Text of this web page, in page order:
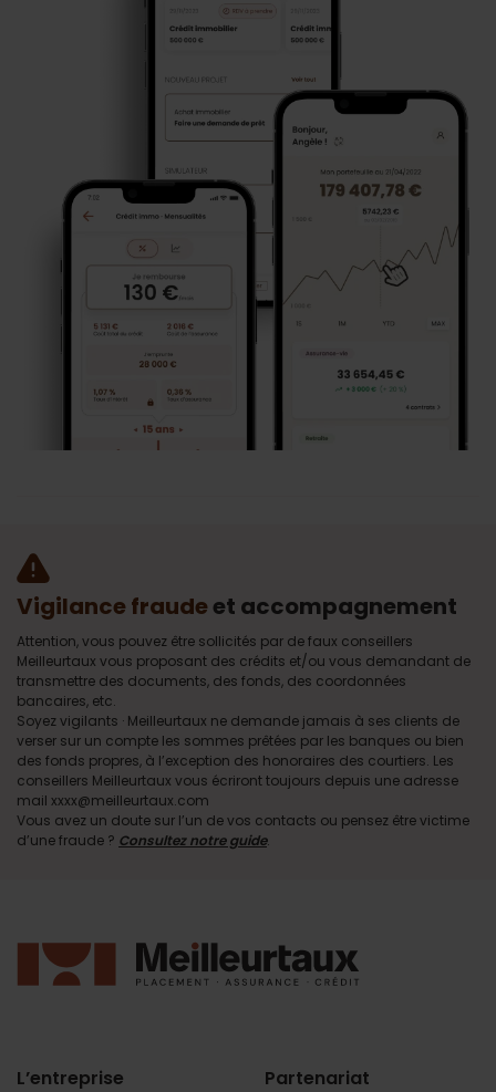
Vigilance fraudeet accompagnement
Attention, vous pouvez être sollicités par de faux conseillers
Meilleurtaux vous proposant des crédits et/ou vous demandant de
transmettre des documents, des fonds, des coordonnées
bancaires, etc.
Soyez vigilants · Meilleurtaux ne demande jamais à ses clients de
verser sur un compte les sommes prêtées par les banques ou bien
des fonds propres, à l’exception des honoraires des courtiers. Les
conseillers Meilleurtaux vous écriront toujours depuis une adresse
mail xxxx@meilleurtaux.com
Vous avez un doute sur l’un de vos contacts ou pensez être victime
d’une fraude ? Consultez notre guide.
L’entreprise Partenariat